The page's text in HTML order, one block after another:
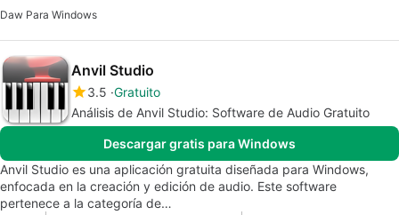
Daw Para Windows
Anvil Studio
3.5 Gratuito
Análisis de Anvil Studio: Software de Audio Gratuito
Descargar gratis para Windows
Anvil Studio es una aplicación gratuita diseñada para Windows,
enfocada en la creación y edición de audio. Este software
pertenece a la categoría de…